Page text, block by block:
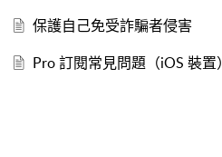
保護自己免受詐騙者侵害
Pro 訂閱常見問題（iOS 裝置）